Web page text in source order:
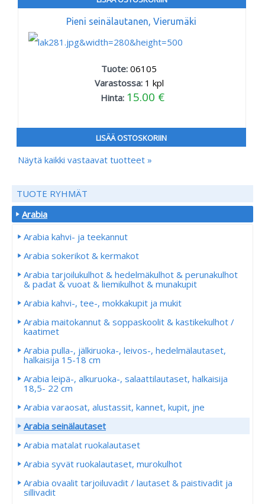
Pieni seinälautanen, Vierumäki
Tuote:06105
Varastossa: 1 kpl
Hinta: 15.00 €
LISÄÄ OSTOSKORIIN
Näytä kaikki vastaavat tuotteet »
TUOTE RYHMÄT
Arabia
Arabia kahvi- ja teekannut
Arabia sokerikot & kermakot
Arabia tarjoilukulhot & hedelmäkulhot & perunakulhot
& padat & vuoat & liemikulhot & munakupit
Arabia kahvi-, tee-, mokkakupit ja mukit
Arabia maitokannut & soppaskoolit & kastikekulhot /
kaatimet
Arabia pulla-, jälkiruoka-, leivos-, hedelmälautaset,
halkaisija 15-18 cm
Arabia leipä-, alkuruoka-, salaattilautaset, halkaisija
18,5- 22 cm
Arabia varaosat, alustassit, kannet, kupit, jne
Arabia seinälautaset
Arabia matalat ruokalautaset
Arabia syvät ruokalautaset, murokulhot
Arabia ovaalit tarjoiluvadit / lautaset & paistivadit ja
sillivadit